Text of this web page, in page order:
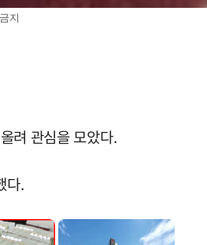
지
려 관심을 모았다.
다.